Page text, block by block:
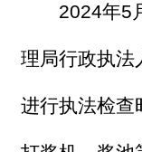
2024年5
理局行政执法
进行执法检查